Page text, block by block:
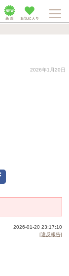
2026年1月20日
2026-01-20 23:17:10
[違反報告]